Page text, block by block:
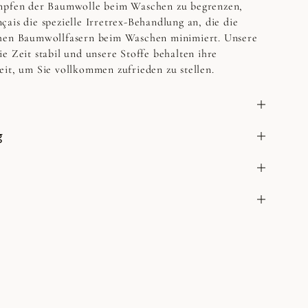
der Baumwolle beim Waschen zu begrenzen,
die spezielle Irretrex-Behandlung an, die die
Baumwollfasern beim Waschen minimiert. Unsere
Zeit stabil und unsere Stoffe behalten ihre
um Sie vollkommen zufrieden zu stellen.